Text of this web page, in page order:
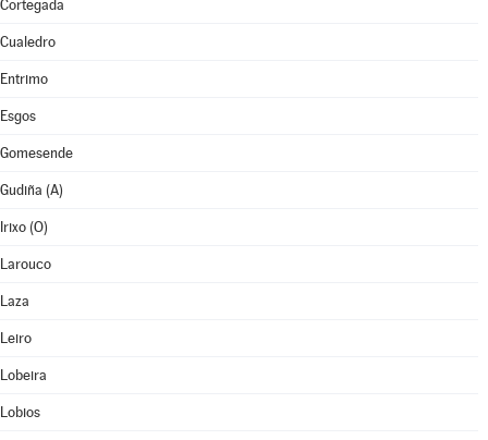
Cortegada
Cualedro
Entrimo
Esgos
Gomesende
Gudiña (A)
Irixo (O)
Larouco
Laza
Leiro
Lobeira
Lobios